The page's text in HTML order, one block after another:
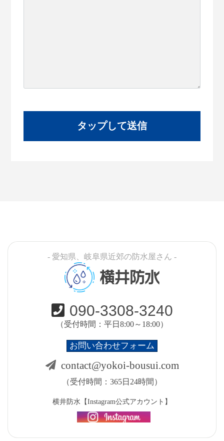
- 愛知県、岐阜県近郊の防水屋さん -
横井防水
090-3308-3240
（受付時間：平日8:00～18:00）
お問い合わせフォーム
contact@yokoi-bousui.com
（受付時間：365日24時間）
横井防水【Instagram公式アカウント】